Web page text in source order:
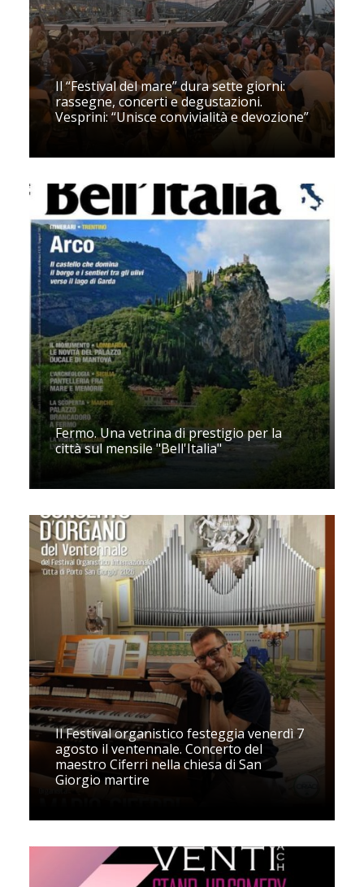
Il “Festival del mare” dura sette giorni:
rassegne, concerti e degustazioni.
Vesprini: “Unisce convivialità e devozione”
Fermo. Una vetrina di prestigio per la
città sul mensile "Bell'Italia"
Il Festival organistico festeggia venerdì 7
agosto il ventennale. Concerto del
maestro Ciferri nella chiesa di San
Giorgio martire